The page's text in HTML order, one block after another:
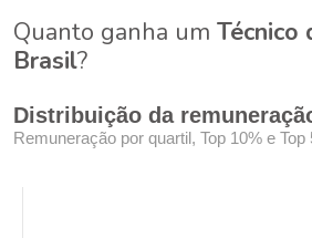
Quanto ganha um Técnico
Brasil?
Distribuição da
Remuneração por quartil, Top 10% e Top